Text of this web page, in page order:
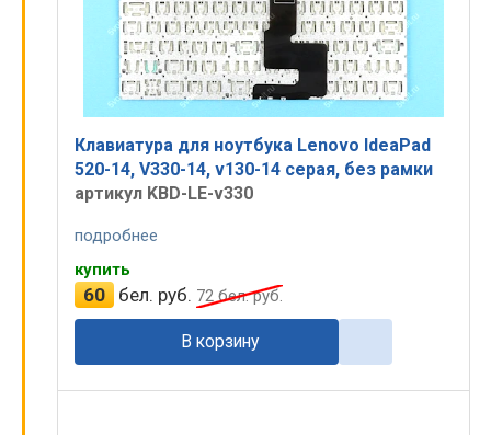
Клавиатура для ноутбука Lenovo IdeaPad
520-14, V330-14, v130-14 серая, без рамки
артикул KBD-LE-v330
подробнее
купить
60 бел. руб. 72бел. руб.
В корзину